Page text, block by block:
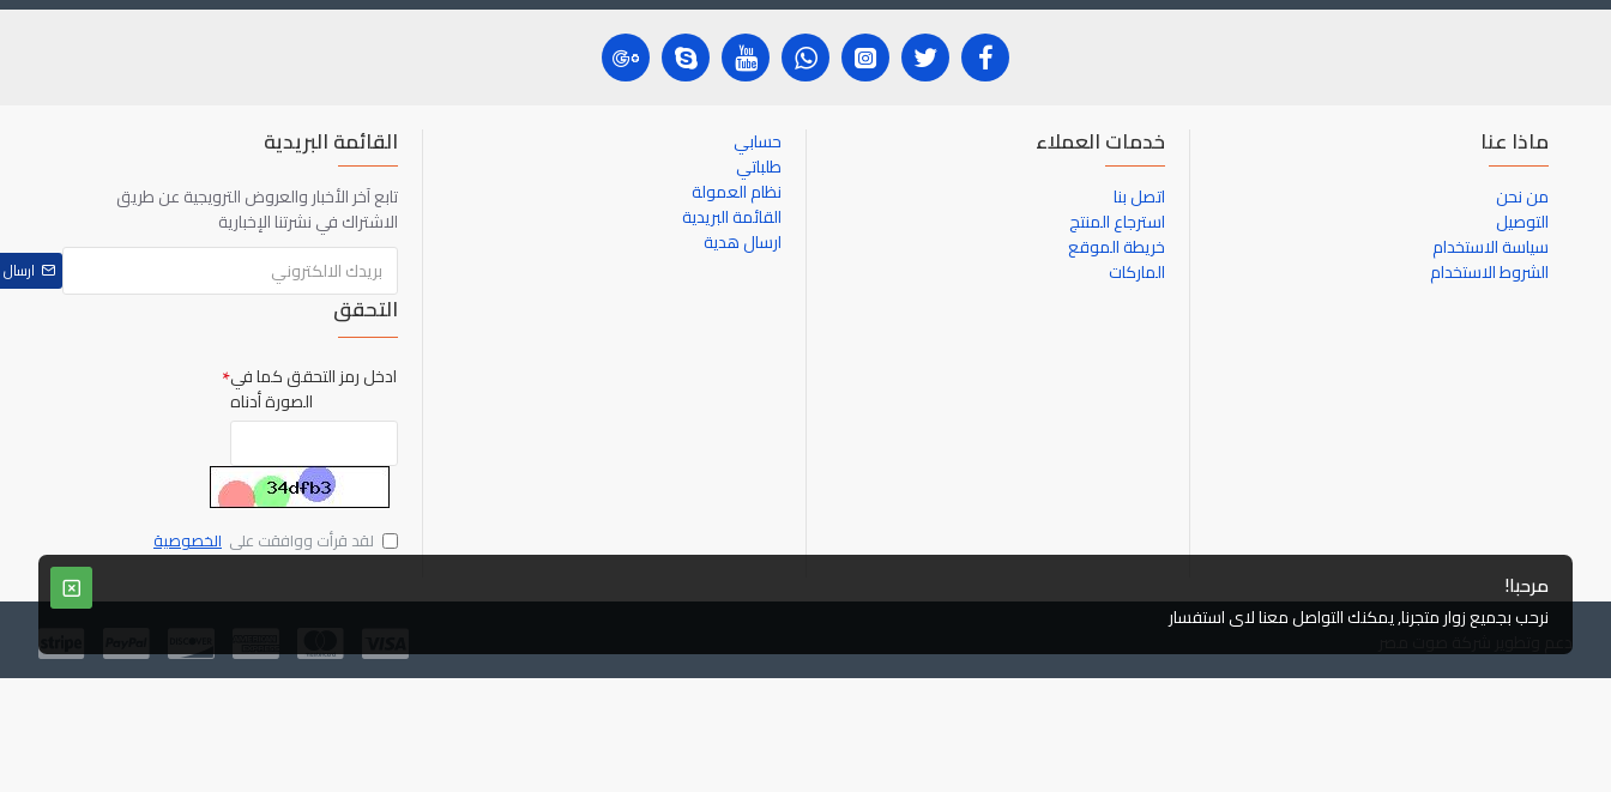
ماذا عنا
من نحن
التوصيل
سياسة الاستخدام
الشروط الاستخدام
خدمات العملاء
اتصل بنا
استرجاع المنتج
خريطة الموقع
الماركات
حسابي
طلباتي
نظام العمولة
القائمة البريدية
ارسال هدية
القائمة البريدية
تابع آخر الأخبار والعروض الترويجية عن طريق
الاشتراك في نشرتنا الإخبارية
ارسال
التحقق
ادخل رمز التحقق كما في
الصورة أدناه
لقد قرأت ووافقت على الخصوصية
دعم وتطوير شركة صوت مصر
مرحبا!
نرحب بجميع زوار متجرنا, يمكنك التواصل معنا لاى استفسار